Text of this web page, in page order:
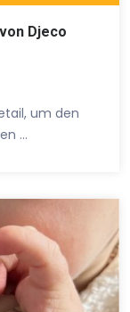
Djeco
um den
…